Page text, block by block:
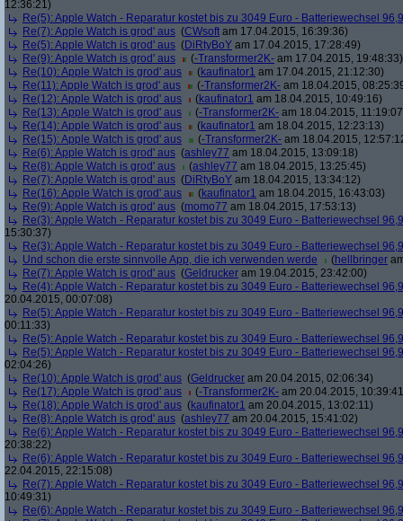
12:36:21)
Re(5): Apple Watch - Reparatur kostet bis zu 3049 Euro - Batteriewechsel
Re(7): Apple Watch is grod' aus (CWsoft am 17.04.2015, 16:39:36)
Re(5): Apple Watch is grod' aus (DiRtyBoY am 17.04.2015, 17:28:49)
Re(9): Apple Watch is grod' aus
(-Transformer2K- am 17.04.2015, 19:48:33)
Re(10): Apple Watch is grod' aus
(kaufinator1 am 17.04.2015, 21:12:30)
Re(11): Apple Watch is grod' aus
(-Transformer2K- am 18.04.2015,
Re(12): Apple Watch is grod' aus
(kaufinator1 am 18.04.2015, 10:49:16)
Re(13): Apple Watch is grod' aus
(-Transformer2K- am 18.04.2015,
Re(14): Apple Watch is grod' aus
(kaufinator1 am 18.04.2015, 12:23:13)
Re(15): Apple Watch is grod' aus
(-Transformer2K- am 18.04.2015,
Re(6): Apple Watch is grod' aus (ashley77 am 18.04.2015, 13:09:18)
Re(8): Apple Watch is grod' aus
(ashley77 am 18.04.2015, 13:25:45)
Re(7): Apple Watch is grod' aus (DiRtyBoY am 18.04.2015, 13:34:12)
Re(16): Apple Watch is grod' aus
(kaufinator1 am 18.04.2015, 16:43:03)
Re(9): Apple Watch is grod' aus (momo77 am 18.04.2015, 17:53:13)
Re(3): Apple Watch - Reparatur kostet bis zu 3049 Euro - Batteriewechsel
15:30:37)
Re(3): Apple Watch - Reparatur kostet bis zu 3049 Euro - Batteriewechsel
Und schon die erste sinnvolle App, die ich verwenden werde
(hellbringer
Re(7): Apple Watch is grod' aus (Geldrucker am 19.04.2015, 23:42:00)
Re(4): Apple Watch - Reparatur kostet bis zu 3049 Euro - Batteriewechsel
20.04.2015, 00:07:08)
Re(5): Apple Watch - Reparatur kostet bis zu 3049 Euro - Batteriewechsel
00:11:33)
Re(5): Apple Watch - Reparatur kostet bis zu 3049 Euro - Batteriewechsel
Re(5): Apple Watch - Reparatur kostet bis zu 3049 Euro - Batteriewechsel
02:04:26)
Re(10): Apple Watch is grod' aus (Geldrucker am 20.04.2015, 02:06:34)
Re(17): Apple Watch is grod' aus
(-Transformer2K- am 20.04.2015,
Re(18): Apple Watch is grod' aus (kaufinator1 am 20.04.2015, 13:02:11)
Re(8): Apple Watch is grod' aus (ashley77 am 20.04.2015, 15:41:02)
Re(6): Apple Watch - Reparatur kostet bis zu 3049 Euro - Batteriewechsel
20:38:22)
Re(6): Apple Watch - Reparatur kostet bis zu 3049 Euro - Batteriewechsel
22.04.2015, 22:15:08)
Re(7): Apple Watch - Reparatur kostet bis zu 3049 Euro - Batteriewechsel
10:49:31)
Re(6): Apple Watch - Reparatur kostet bis zu 3049 Euro - Batteriewechsel